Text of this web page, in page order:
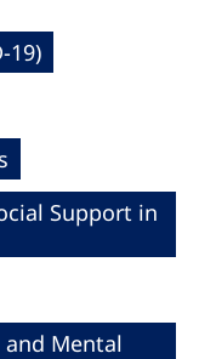
19)
Support in
Mental